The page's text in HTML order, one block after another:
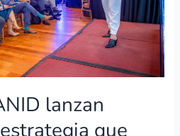
lanzan
que